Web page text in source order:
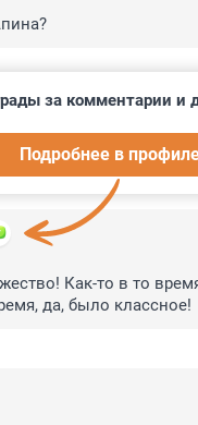
за комментарии и
Подробнее в
Как-то в то
да, было классное!